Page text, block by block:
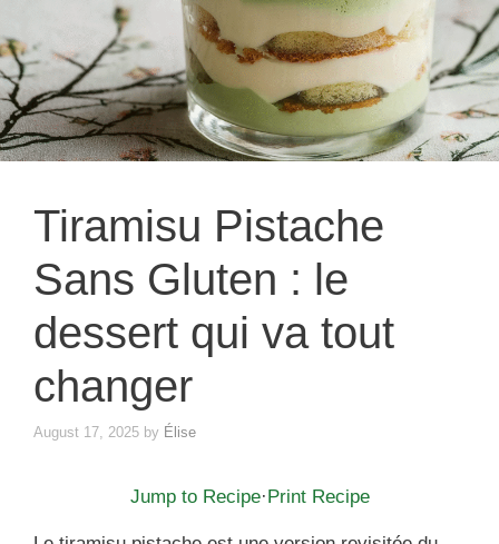
Tiramisu Pistache
Sans Gluten : le
dessert qui va tout
changer
August 17, 2025 by Élise
Jump to Recipe· Print Recipe